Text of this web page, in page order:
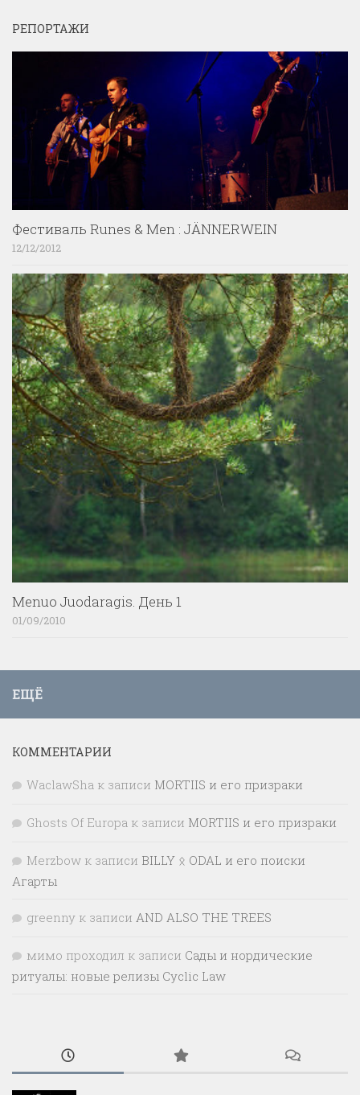
РЕПОРТАЖИ
Фестиваль Runes & Men : JÄNNERWEIN
12/12/2012
Menuo Juodaragis. День 1
01/09/2010
ЕЩЁ
КОММЕНТАРИИ
WaclawSha к записи MORTIIS и его призраки
Ghosts Of Europa к записи MORTIIS и его призраки
Merzbow к записи BILLY ᛟ ODAL и его поиски
Агарты
greenny к записи AND ALSO THE TREES
мимо проходил к записи Сады и нордические
ритуалы: новые релизы Cyclic Law